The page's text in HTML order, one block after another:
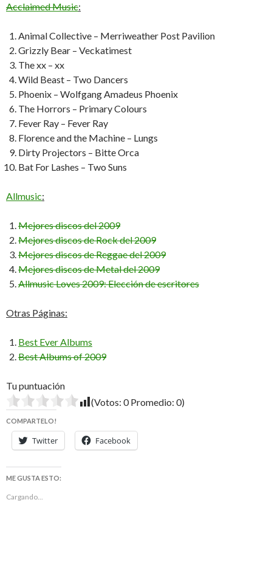
Acclaimed Music:
Animal Collective – Merriweather Post Pavilion
Grizzly Bear – Veckatimest
The xx – xx
Wild Beast – Two Dancers
Phoenix – Wolfgang Amadeus Phoenix
The Horrors – Primary Colours
Fever Ray – Fever Ray
Florence and the Machine – Lungs
Dirty Projectors – Bitte Orca
Bat For Lashes – Two Suns
Allmusic:
Mejores discos del 2009
Mejores discos de Rock del 2009
Mejores discos de Reggae del 2009
Mejores discos de Metal del 2009
Allmusic Loves 2009: Elección de escritores
Otras Páginas:
Best Ever Albums
Best Albums of 2009
Tu puntuación
(Votos: 0Promedio: 0)
COMPARTELO!
Twitter Facebook
ME GUSTA ESTO:
Cargando...